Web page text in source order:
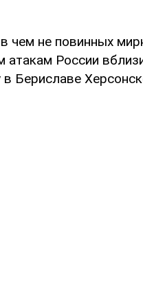
чем не повинных
России
Бериславе